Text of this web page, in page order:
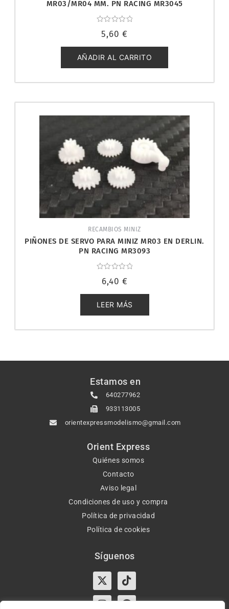
MR03/MR04 MM. PN RACING MR3045
con
de
5
5,60 €
AÑADIR AL CARRITO
RECAMBIOS MINIZ
PIÑONES DE SERVO PARA MINIZ MR03 EN DERLIN.
PN RACING MR3093
con
de
5
6,40 €
LEER MÁS
Estamos en
640277962
933113005
orientexpressmodelismo@gmail.com
Orient Express
Quiénes somos
Contacto
Aviso legal
Condiciones de uso y compra
Política de privacidad
Política de cookies
Síguenos
X-
twitter
Tiktok
InstagramFacebook